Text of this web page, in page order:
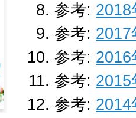
参考: 2018
参考: 2017
参考: 2016
参考: 2015
参考: 2014